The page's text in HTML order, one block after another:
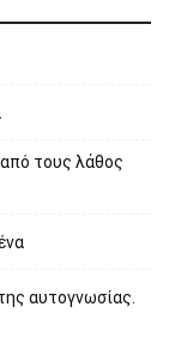
τους λάθος
αυτογνωσίας.